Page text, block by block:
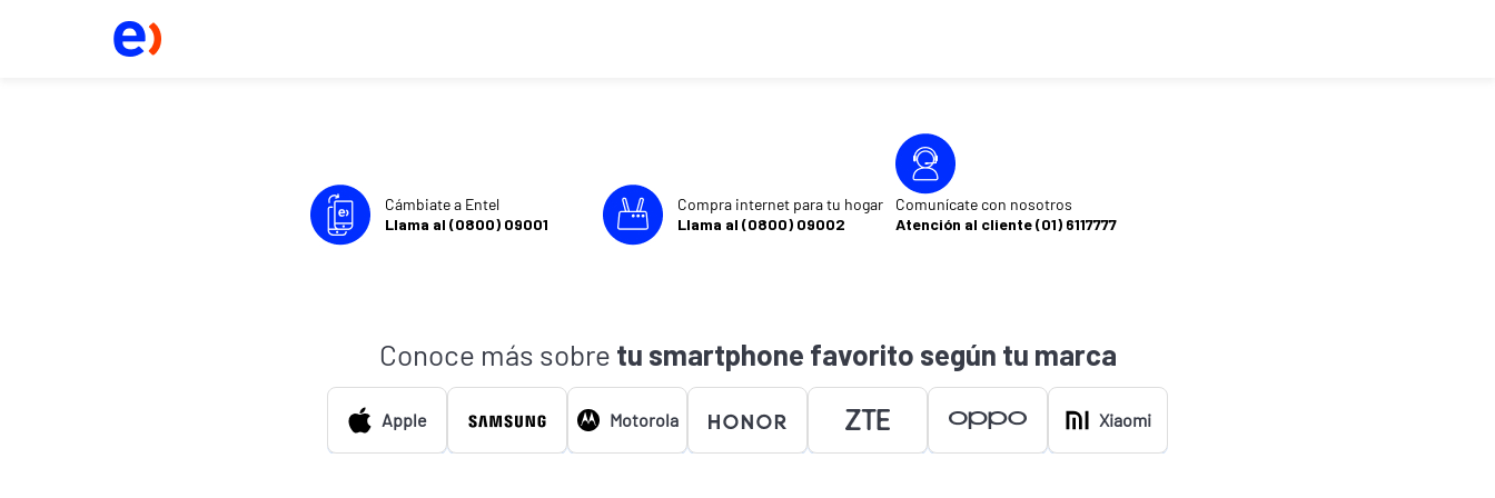
Cámbiate a Entel
Llama al (0800) 09001
Compra internet para tu hogar
Llama al (0800) 09002
Comunícate con nosotros
Atención al cliente (01) 6117777
Conoce más sobre tu smartphone favorito según tu marca
Apple Motorola Xiaomi